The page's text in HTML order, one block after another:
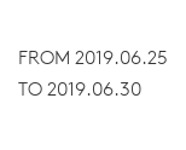
FROM 2019.06.25
TO 2019.06.30